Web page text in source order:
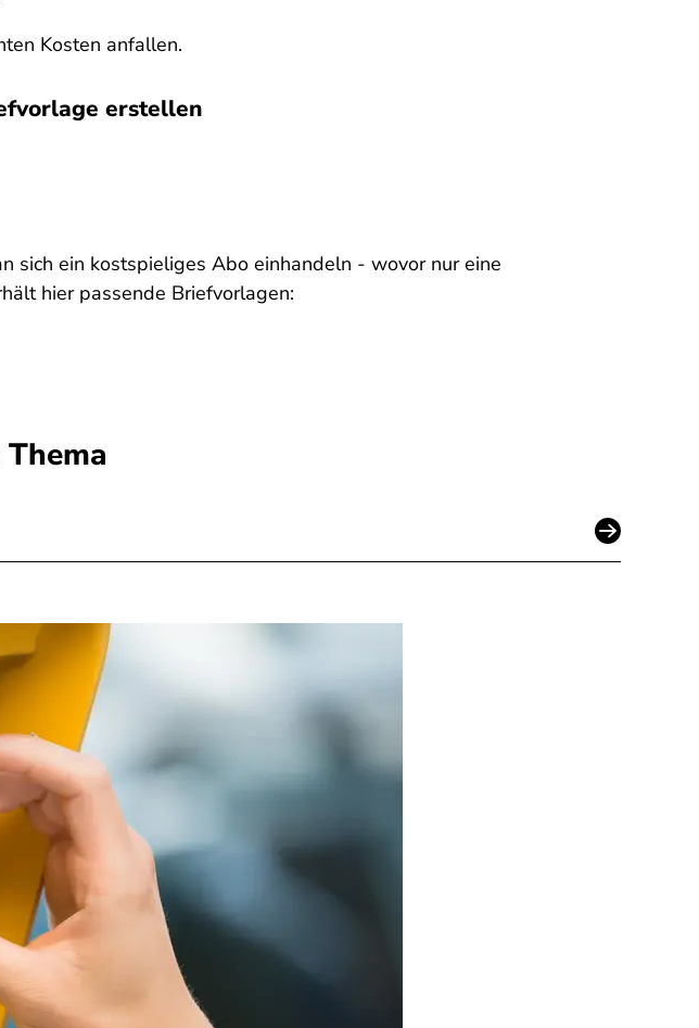
Kosten anfallen.
erstellen
sich ein kostspieliges Abo einhandeln - wovor nur eine
hier passende Briefvorlagen: